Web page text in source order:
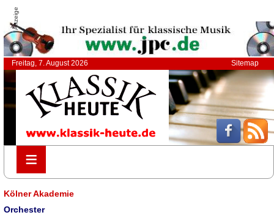
Anzeige
Freitag, 7. August 2026 Sitemap
≡
≡
Kölner Akademie
Orchester